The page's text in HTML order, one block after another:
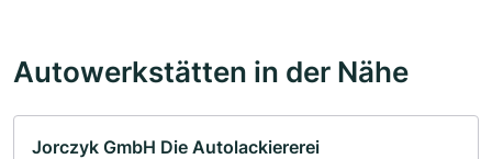
Autowerkstätten in der Nähe
Jorczyk GmbH Die Autolackiererei